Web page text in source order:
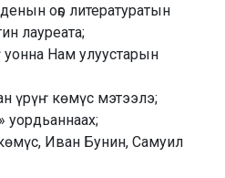
оҕо литературатын
лауреата;
Нам улуустарын
үрүҥ көмүс мэтээлэ;
уордьаннаах;
Иван Бунин, Самуил